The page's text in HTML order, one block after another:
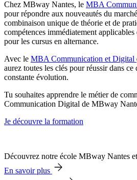
Chez MBway Nantes, le MBA
pour répondre aux nouveautés du
combinaison unique de théorie et de
compétences immédiatement
pour les cursus en alternance.
Avec le MBA Communication et Digital
aurez toutes les clés pour réussir dans ce
constante évolution.
Tu souhaites apprendre le métier de
Communication Digital de MBway
Je découvre la formation
Découvrez notre école MBway Nantes
En savoir plus